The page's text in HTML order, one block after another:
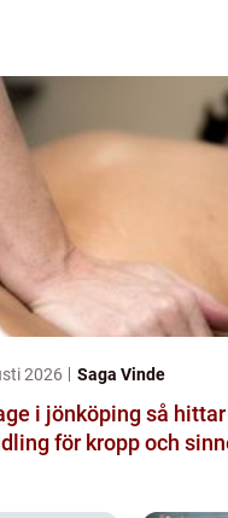
2026 Saga Vinde
så hittar du rätt
för kropp och